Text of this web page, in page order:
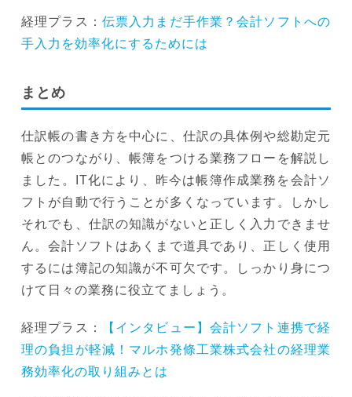
経理プラス： 伝票入力まだ手作業？会計ソフトへの
手入力を効率化にするためには
まとめ
仕訳帳の書き方を中心に、仕訳の具体例や総勘定元
帳とのつながり、帳簿をつける業務フローを解説し
ました。IT化により、昨今は帳簿作成業務を会計ソ
フトが自動で行うことが多くなっています。しかし
それでも、仕訳の知識がないと正しく入力できませ
ん。会計ソフトはあくまで道具であり、正しく使用
するには簿記の知識が不可欠です。しっかり身につ
けて日々の業務に役立てましょう。
経理プラス：
【インタビュー】会計ソフト連携で経
理の負担が軽減！マルホ発條工業株式会社の経理業
務効率化の取り組みとは